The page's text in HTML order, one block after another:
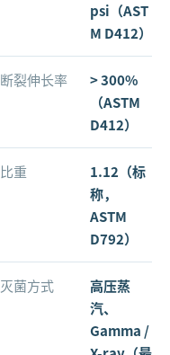
psi（AST
M D412）
断裂伸长率
> 300%
（ASTM
D412）
比重
1.12（标
称，
ASTM
D792）
灭菌方式
高压蒸
汽、
Gamma /